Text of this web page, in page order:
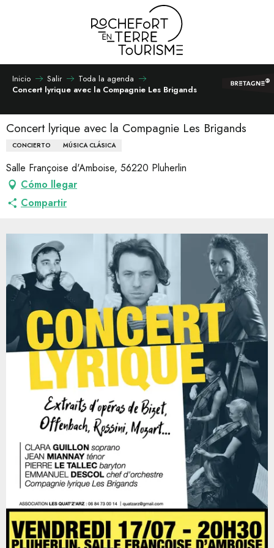
Inicio Salir
Toda la agenda
Concert lyrique avec la Compagnie Les Brigands
Concert lyrique avec la Compagnie Les Brigands
CONCIERTO MÚSICA CLÁSICA
Salle Françoise d'Amboise, 56220 Pluherlin
Cómo llegar
Compartir